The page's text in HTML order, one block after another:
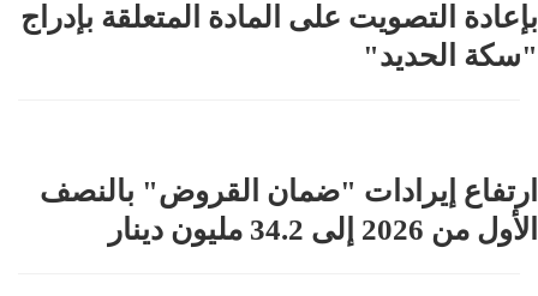
بإعادة التصويت على المادة المتعلقة بإدراج
"سكة الحديد"
ارتفاع إيرادات "ضمان القروض" بالنصف
الأول من 2026 إلى 34.2 مليون دينار